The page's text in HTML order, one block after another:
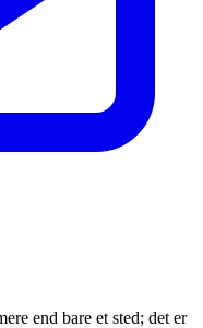
end bare et sted; det er